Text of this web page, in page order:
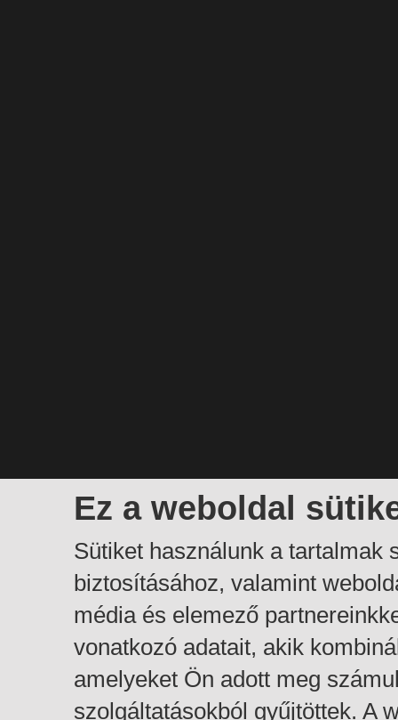
Ez a weboldal
Sütiket használunk a tartalmak
biztosításához, valamint
média és elemező
vonatkozó adatait, akik
amelyeket Ön adott meg
szolgáltatásokból gyűjtöttek. A